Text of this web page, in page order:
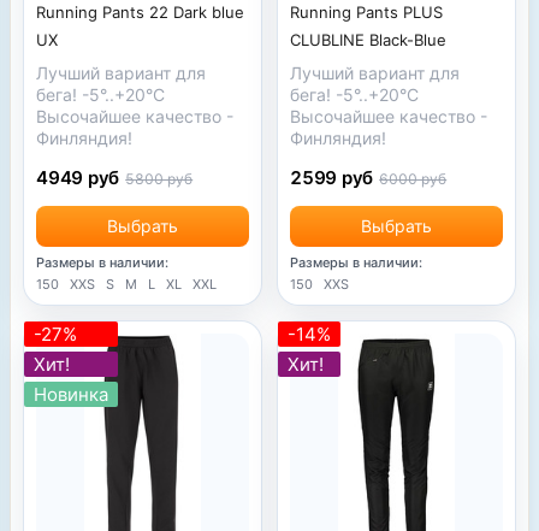
Running Pants 22 Dark blue
UX
Лучший вариант для
бега! -5°..+20°C
Высочайшее качество -
Финляндия!
Выбрать
4949 руб 5800 руб
Размеры в наличии:
150
XXS S M L XL XXL
Running Pants PLUS
CLUBLINE Black-Blue
Лучший вариант для
бега! -5°..+20°C
Высочайшее качество -
Финляндия!
Выбрать
2599 руб 6000 руб
Размеры в наличии:
150
XXS
-27%
Хит!
Новинка
-14%
Хит!